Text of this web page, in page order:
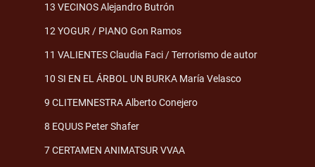
13 VECINOS Alejandro Butrón
12 YOGUR / PIANO Gon Ramos
11 VALIENTES Claudia Faci / Terrorismo de autor
10 SI EN EL ÁRBOL UN BURKA María Velasco
9 CLITEMNESTRA Alberto Conejero
8 EQUUS Peter Shafer
7 CERTAMEN ANIMATSUR VVAA